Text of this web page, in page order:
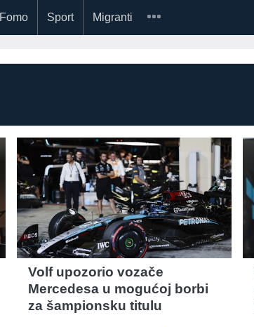
Fomo Sport Migranti
Volf upozorio vozače
Mercedesa u mogućoj borbi
za šampionsku titulu